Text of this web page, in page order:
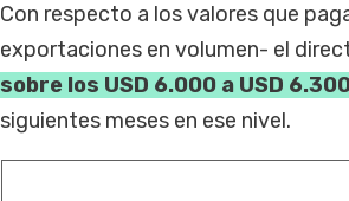
Con respecto a los valores que
exportaciones en volumen- el
sobre los USD 6.000 a USD
siguientes meses en ese nivel.